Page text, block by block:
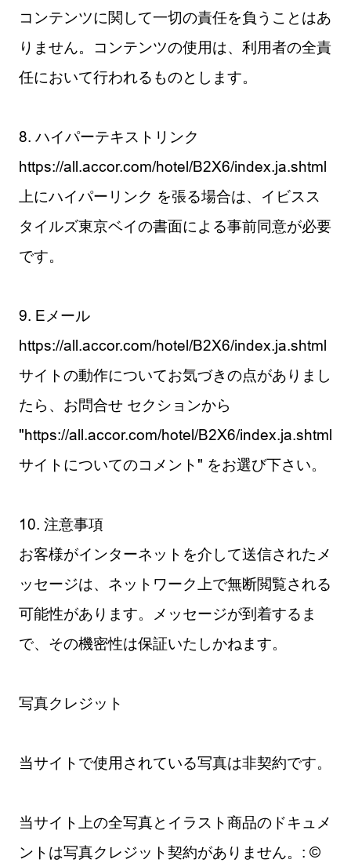
コンテンツに関して一切の責任を負うことはあ
りません。コンテンツの使用は、利用者の全責
任において行われるものとします。
8. ハイパーテキストリンク
https://all.accor.com/hotel/B2X6/index.ja.shtml
上にハイパーリンク を張る場合は、イビスス
タイルズ東京ベイの書面による事前同意が必要
です。
9. Eメール
https://all.accor.com/hotel/B2X6/index.ja.shtml
サイトの動作についてお気づきの点がありまし
たら、お問合せ セクションから
"https://all.accor.com/hotel/B2X6/index.ja.shtml
サイトについてのコメント" をお選び下さい。
10. 注意事項
お客様がインターネットを介して送信されたメ
ッセージは、ネットワーク上で無断閲覧される
可能性があります。メッセージが到着するま
で、その機密性は保証いたしかねます。
写真クレジット
当サイトで使用されている写真は非契約です。
当サイト上の全写真とイラスト商品のドキュメ
ントは写真クレジット契約がありません。: ©